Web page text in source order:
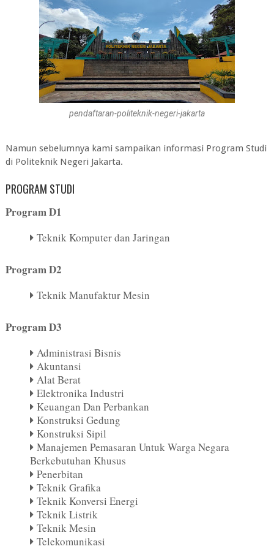
pendaftaran-politeknik-negeri-jakarta
Namun sebelumnya kami sampaikan informasi Program Studi
di Politeknik Negeri Jakarta.
PROGRAM STUDI
Program D1
Teknik Komputer dan Jaringan
Program D2
Teknik Manufaktur Mesin
Program D3
Administrasi Bisnis
Akuntansi
Alat Berat
Elektronika Industri
Keuangan Dan Perbankan
Konstruksi Gedung
Konstruksi Sipil
Manajemen Pemasaran Untuk Warga Negara
Berkebutuhan Khusus
Penerbitan
Teknik Grafika
Teknik Konversi Energi
Teknik Listrik
Teknik Mesin
Telekomunikasi